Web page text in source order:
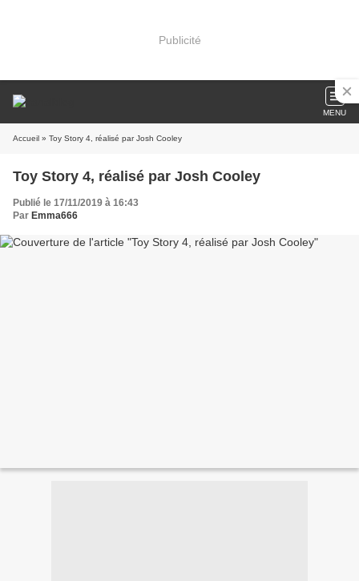
Publicité
MENU
Accueil » Toy Story 4, réalisé par Josh Cooley
Toy Story 4, réalisé par Josh Cooley
Publié le 17/11/2019 à 16:43
Par Emma666